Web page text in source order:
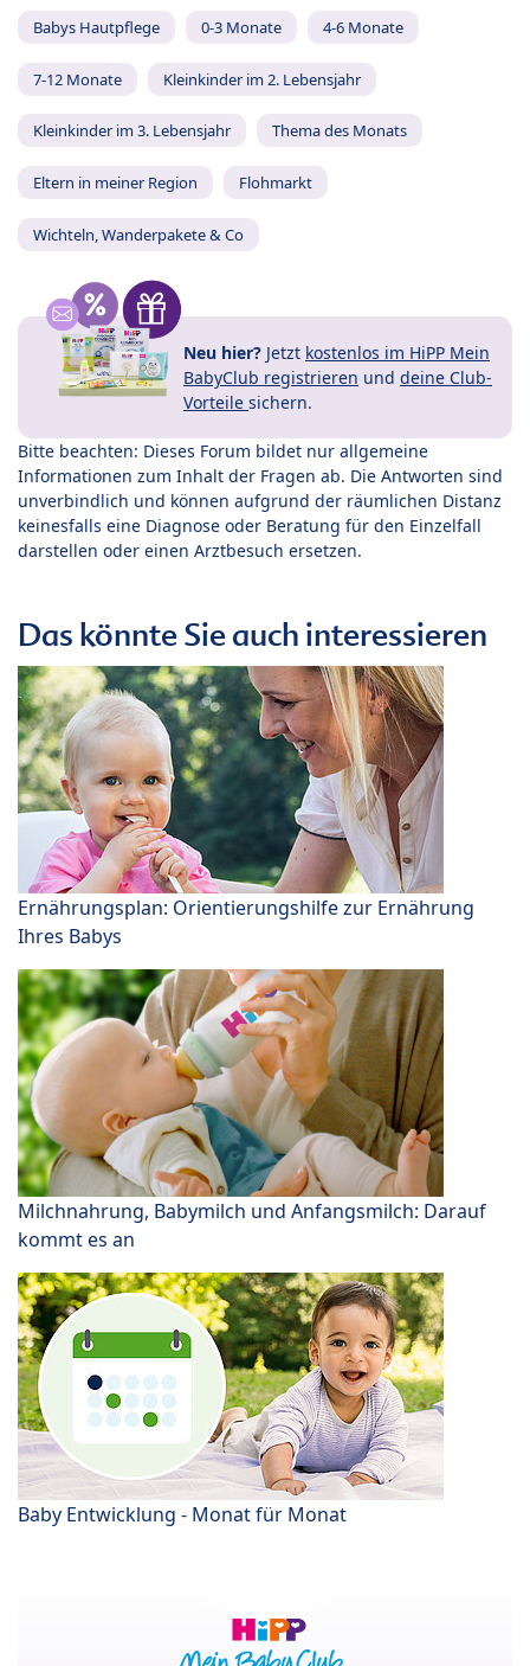
Babys Hautpflege 0-3 Monate 4-6 Monate
7-12 Monate Kleinkinder im 2. Lebensjahr
Kleinkinder im 3. Lebensjahr Thema des Monats
Eltern in meiner Region Flohmarkt
Wichteln, Wanderpakete & Co
Neu hier? Jetzt kostenlos im HiPP Mein
BabyClub registrieren und deine Club-
Vorteile sichern.
Bitte beachten: Dieses Forum bildet nur allgemeine
Informationen zum Inhalt der Fragen ab. Die Antworten sind
unverbindlich und können aufgrund der räumlichen Distanz
keinesfalls eine Diagnose oder Beratung für den Einzelfall
darstellen oder einen Arztbesuch ersetzen.
Das könnte Sie auch interessieren
Ernährungsplan: Orientierungshilfe zur Ernährung
Ihres Babys
Milchnahrung, Babymilch und Anfangsmilch: Darauf
kommt es an
Baby Entwicklung - Monat für Monat